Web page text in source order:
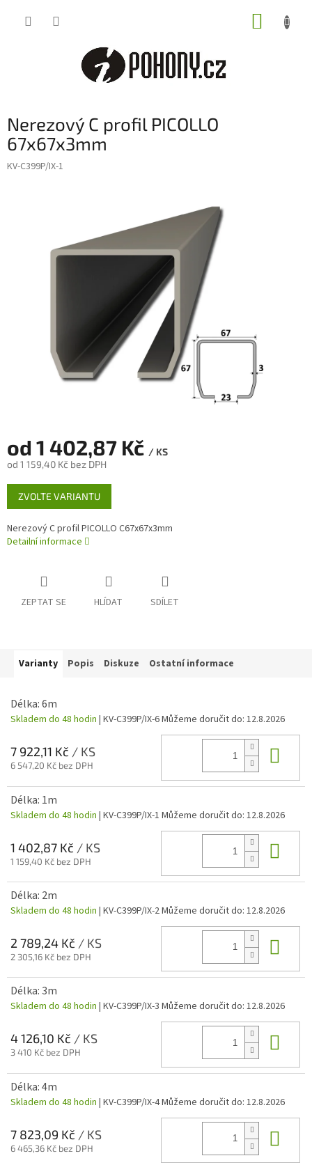
Nerezový C profil PICOLLO
67x67x3mm
KV-C399P/IX-1
od 1 402,87 Kč / KS
od 1 159,40 Kč bez DPH
Měrná
cena:
ZVOLTE VARIANTU
Nerezový C profil PICOLLO C67x67x3mm
Detailní informace
ZEPTAT SE HLÍDAT SDÍLET
Varianty Popis Diskuze Ostatní informace
Délka: 6m
Skladem do 48 hodin | KV-C399P/IX-6Můžeme doručit do: 12.8.2026
7 922,11 Kč / KS
6 547,20 Kč bez DPH
Délka: 1m
Skladem do 48 hodin | KV-C399P/IX-1 Můžeme doručit do: 12.8.2026
1 402,87 Kč / KS
1 159,40 Kč bez DPH
Délka: 2m
Skladem do 48 hodin | KV-C399P/IX-2Můžeme doručit do: 12.8.2026
2 789,24 Kč / KS
2 305,16 Kč bez DPH
Délka: 3m
Skladem do 48 hodin | KV-C399P/IX-3 Můžeme doručit do: 12.8.2026
4 126,10 Kč / KS
3 410 Kč bez DPH
Délka: 4m
Skladem do 48 hodin | KV-C399P/IX-4Můžeme doručit do: 12.8.2026
7 823,09 Kč / KS
6 465,36 Kč bez DPH